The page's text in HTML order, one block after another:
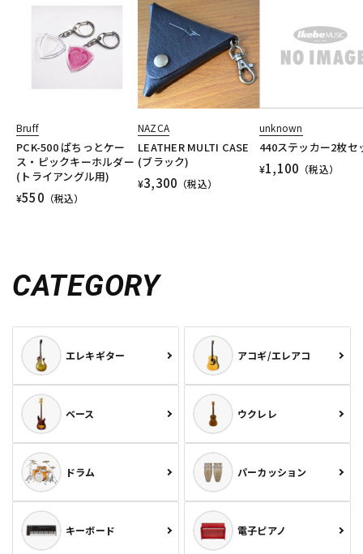
Bruff
PCK-500 ぱちっとケー
ス・ピックキーホルダー
(トライアングル用)
¥550 （税込）
NAZCA
LEATHER MULTI CASE
(ブラック)
¥3,300 （税込）
unknown
440ステッカー2枚セ
¥1,100 （税込）
CATEGORY
エレキギター アコギ/エレアコ
ベース ウクレレ
ドラム パーカッション
キーボード 電子ピアノ